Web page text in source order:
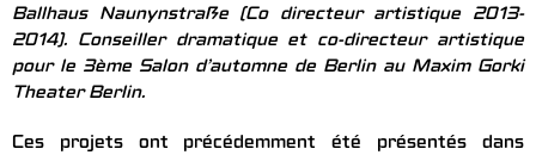
Ballhaus Naunynstraße (Co directeur artistique 2013-
2014). Conseiller dramatique et co-directeur artistique
pour le 3ème Salon d’automne de Berlin au Maxim Gorki
Theater Berlin.
Ces projets ont précédemment été présentés dans